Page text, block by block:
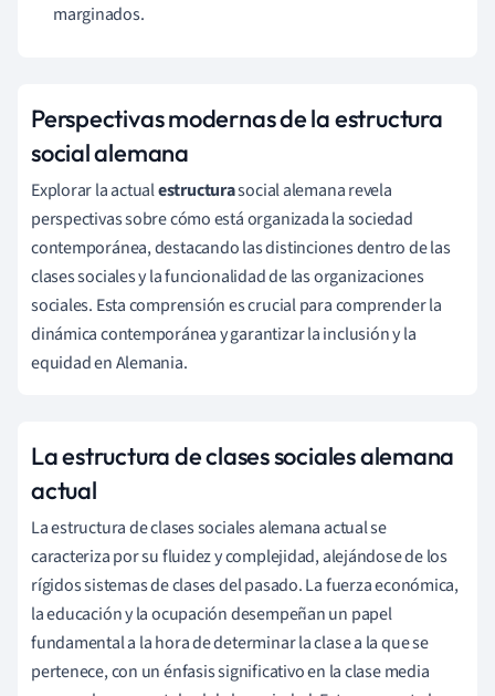
marginados.
Perspectivas modernas de la estructura
social alemana
Explorar la actualestructurasocial alemana revela
perspectivas sobre cómo está organizada la sociedad
contemporánea, destacando las distinciones dentro de las
clases sociales y la funcionalidad de las organizaciones
sociales. Esta comprensión es crucial para comprender la
dinámica contemporánea y garantizar la inclusión y la
equidad en Alemania.
La estructura de clases sociales alemana
actual
La estructura de clases sociales alemana actual se
caracteriza por su fluidez y complejidad, alejándose de los
rígidos sistemas de clases del pasado. La fuerza económica,
la educación y la ocupación desempeñan un papel
fundamental a la hora de determinar la clase a la que se
pertenece, con un énfasis significativo en la clase media